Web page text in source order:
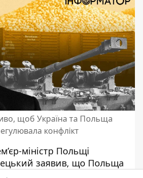
щоб Україна та Польща
конфлікт
міністр Польщі
заявив, що Польща
постачати озброєння